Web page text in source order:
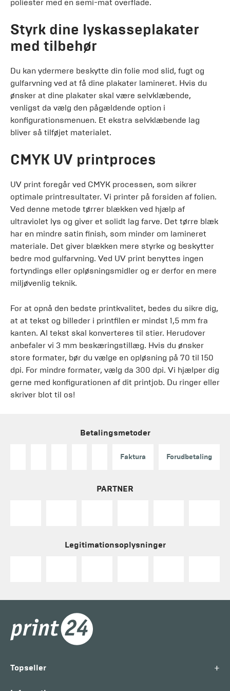
poliester med en semi-mat overflade.
Styrk dine lyskasseplakater
med tilbehør
Du kan ydermere beskytte din folie mod slid, fugt og
gulfarvning ved at få dine plakater lamineret. Hvis du
ønsker at dine plakater skal være selvklæbende,
venligst da vælg den pågældende option i
konfigurationsmenuen. Et ekstra selvklæbende lag
bliver så tilføjet materialet.
CMYK UV printproces
UV print foregår ved CMYK processen, som sikrer
optimale printresultater. Vi printer på forsiden af folien.
Ved denne metode tørrer blækken ved hjælp af
ultraviolet lys og giver et solidt lag farve. Det tørre blæk
har en mindre satin finish, som minder om lamineret
materiale. Det giver blækken mere styrke og beskytter
bedre mod gulfarvning. Ved UV print benyttes ingen
fortyndings eller opløsningsmidler og er derfor en mere
miljøvenlig teknik.
For at opnå den bedste printkvalitet, bedes du sikre dig,
at at tekst og billeder i printfilen er mindst 1,5 mm fra
kanten. Al tekst skal konverteres til stier. Herudover
anbefaler vi 3 mm beskæringstillæg. Hvis du ønsker
store formater, bør du vælge en opløsning på 70 til 150
dpi. For mindre formater, vælg da 300 dpi. Vi hjælper dig
gerne med konfigurationen af dit printjob. Du ringer eller
skriver blot til os!
Betalingsmetoder
Faktura Forudbetaling
PARTNER
Legitimationsoplysninger
Topseller +